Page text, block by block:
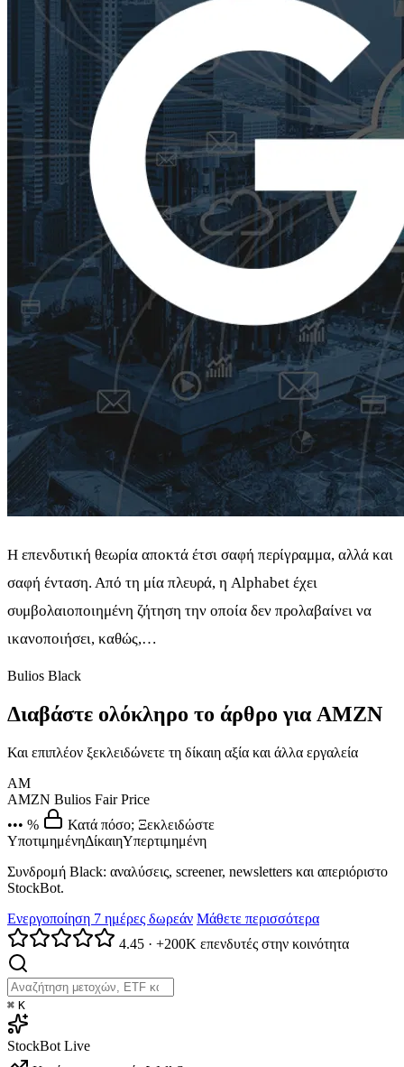
Η επενδυτική θεωρία αποκτά έτσι σαφή περίγραμμα, αλλά και
σαφή ένταση. Από τη μία πλευρά, η Alphabet έχει
συμβολαιοποιημένη ζήτηση την οποία δεν προλαβαίνει να
ικανοποιήσει, καθώς,…
Bulios Black
Διαβάστε ολόκληρο το άρθρο για AMZN
Και επιπλέον ξεκλειδώνετε τη δίκαιη αξία και άλλα εργαλεία
AM
AMZN Bulios Fair Price
••• %
Κατά πόσο; Ξεκλειδώστε
ΥποτιμημένηΔίκαιηΥπερτιμημένη
Συνδρομή Black: αναλύσεις, screener, newsletters και απεριόριστο
StockBot.
Ενεργοποίηση 7 ημέρες δωρεάν Μάθετε περισσότερα
4.45 · +200K επενδυτές στην κοινότητα
⌘ K
StockBot Live